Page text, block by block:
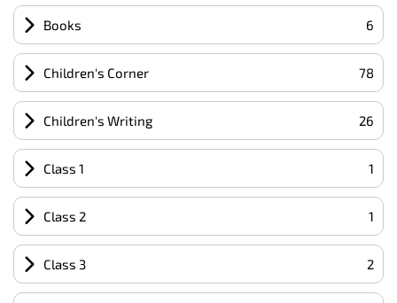
Books 6
Children's Corner 78
Children's Writing 26
Class 1 1
Class 2 1
Class 3 2